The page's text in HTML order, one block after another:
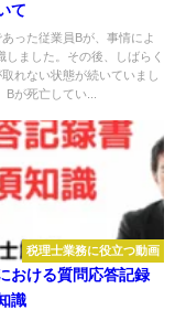
て
った従業員Bが、事情によ
しました。その後、しばらく
れない状態が続いていまし
Bが死亡してい...
税理士業務に役立つ動画
おける質問応答記録
識